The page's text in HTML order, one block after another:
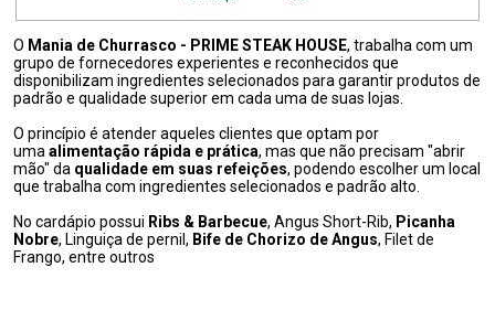
O Mania de Churrasco - PRIME STEAK HOUSE, trabalha com um
grupo de fornecedores experientes e reconhecidos que
disponibilizam ingredientes selecionados para garantir produtos de
padrão e qualidade superior em cada uma de suas lojas.
O princípio é atender aqueles clientes que optam por
uma alimentação rápida e prática, mas que não precisam "abrir
mão" da qualidade em suas refeições, podendo escolher um local
que trabalha com ingredientes selecionados e padrão alto.
No cardápio possui Ribs & Barbecue, Angus Short-Rib, Picanha
Nobre, Linguiça de pernil, Bife de Chorizo de Angus, Filet de
Frango, entre outros